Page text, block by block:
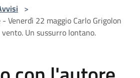
>
Venerdì 22 maggio Carlo Grigolon
Un sussurro lontano.